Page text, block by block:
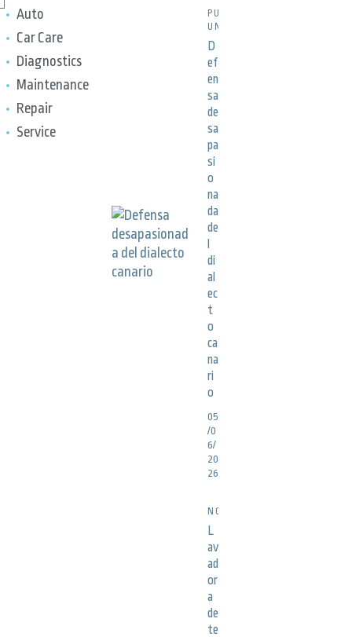
Auto
Car Care
Diagnostics
Maintenance
Repair
Service
PUBLICACIONES,
UNCATEGORIZED
D
ef
en
sa
de
sa
pa
si
o
na
da
de
di
al
ec
t
o
ca
na
ri
o
05
/0
6/
20
26
NOTICIAS
L
av
ad
or
a
de
te